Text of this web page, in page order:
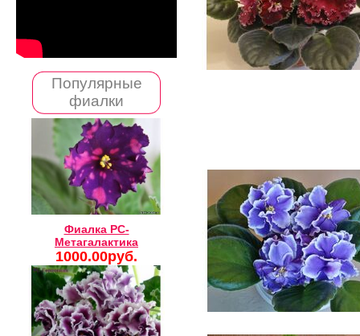
Популярные
фиалки
Фиалка РС-
Метагалактика
1000.00руб.